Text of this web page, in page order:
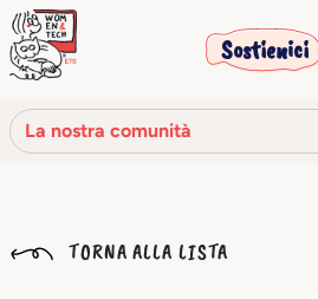
Sostienici
La nostra comunità
La nostra storia
TORNA ALLA LISTA